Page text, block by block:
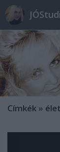
Címkék » élet